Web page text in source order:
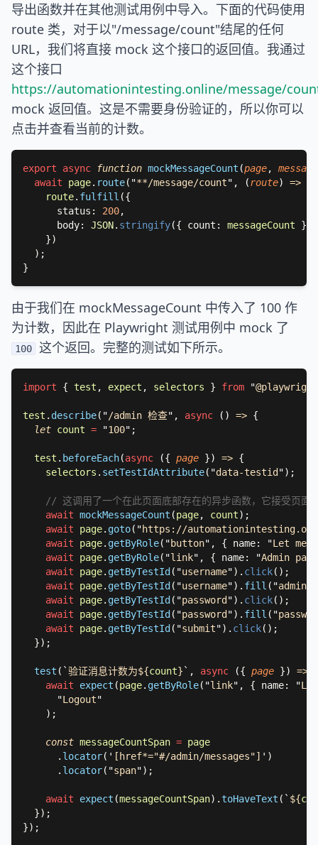
导出函数并在其他测试用例中导入。下面的代码使用
route 类，对于以"/message/count"结尾的任何
URL，我们将直接 mock 这个接口的返回值。我通过
这个接口
https://automationintesting.online/message/
mock 返回值。这是不需要身份验证的，所以你可以
点击并查看当前的计数。
export async function mockMessageCount (page,
await page. route( "**/message/count" , (route)
route. fulfill
      status:
200
      body:
JSON. stringify({ count: messageCount
由于我们在 mockMessageCount 中传入了 100 作
为计数，因此在 Playwright 测试用例中 mock 了
100 这个返回。完整的测试如下所示。
import { test , expect , selectors } from "
test . describe( "/admin 检查" , async () =>
let count = "100"
test . beforeEach(async ({ page }) =>
selectors . setTestIdAttribute( "data-testid "
await mockMessageCount (page, count
await page. goto( "https://
await page. getByRole( "button" , { name: "Let me
await page. getByRole( "link" , { name: "Admin
await page. getByTestId ( "username"). click
await page. getByTestId ( "username"). fill ( "admin
await page. getByTestId ( "password "). click
await page. getByTestId ( "password "). fill ( "
await page. getByTestId ( "submit"). click
test ( `验证消息计数为${count} ` , async ({ page }) =>
await expect (page. getByRole( "link" , { name: "
"Logout
const messageCountSpan =
      .
locator( ' [href*="#/admin/messages"] '
      .
locator( "span"
await expect (messageCountSpan).toHaveText ( ` ${